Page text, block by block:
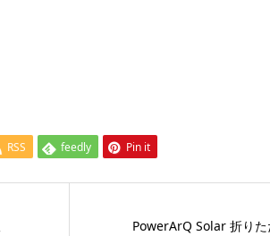
RSS feedly Pin it
PowerArQ Solar 折り